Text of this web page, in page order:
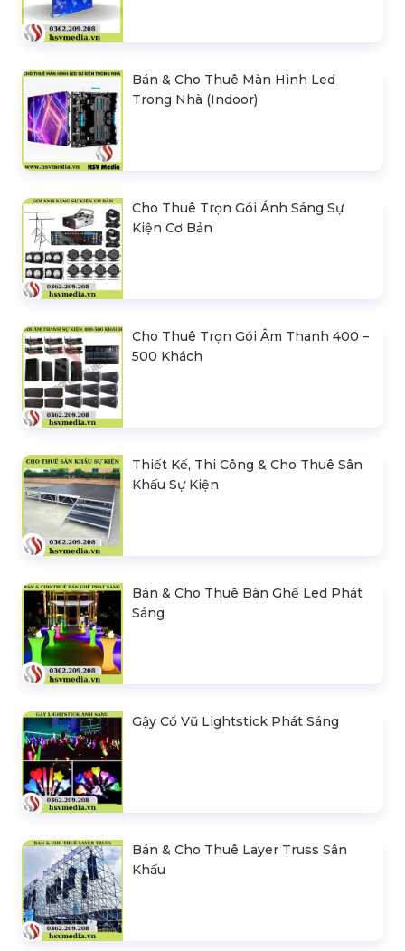
Bán & Cho Thuê Màn Hình Led
Trong Nhà (Indoor)
Cho Thuê Trọn Gói Ánh Sáng Sự
Kiện Cơ Bản
Cho Thuê Trọn Gói Âm Thanh 400 –
500 Khách
Thiết Kế, Thi Công & Cho Thuê Sân
Khấu Sự Kiện
Bán & Cho Thuê Bàn Ghế Led Phát
Sáng
Gậy Cổ Vũ Lightstick Phát Sáng
Bán & Cho Thuê Layer Truss Sân
Khấu